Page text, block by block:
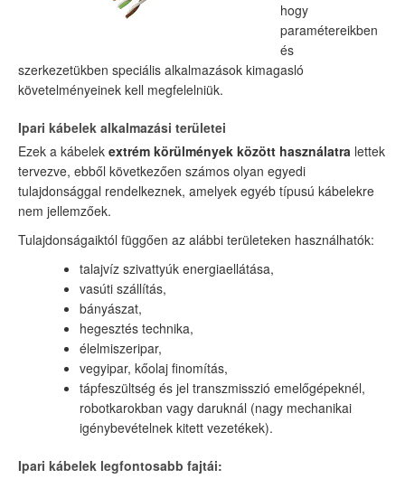
hogy
paramétereikben
és
szerkezetükben speciális alkalmazások kimagasló
követelményeinek kell megfelelniük.
Ipari kábelek alkalmazási területei
Ezek a kábelek extrém körülmények között használatra lettek
tervezve, ebből következően számos olyan egyedi
tulajdonsággal rendelkeznek, amelyek egyéb típusú kábelekre
nem jellemzőek.
Tulajdonságaiktól függően az alábbi területeken használhatók:
talajvíz szivattyúk energiaellátása,
vasúti szállítás,
bányászat,
hegesztés technika,
élelmiszeripar,
vegyipar, kőolaj finomítás,
tápfeszültség és jel transzmisszió emelőgépeknél,
robotkarokban vagy daruknál (nagy mechanikai
igénybevételnek kitett vezetékek).
Ipari kábelek legfontosabb fajtái: